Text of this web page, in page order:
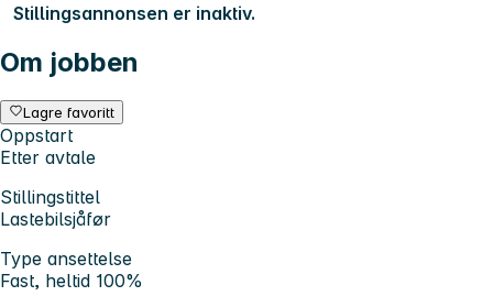
Stillingsannonsen er inaktiv.
Om jobben
Lagre favoritt
Oppstart
Etter avtale
Stillingstittel
Lastebilsjåfør
Type ansettelse
Fast, heltid 100%